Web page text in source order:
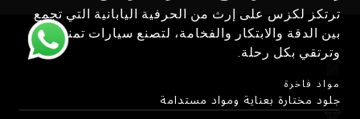
ترتكز لكزس على إرث من الحرفية اليابانية التي تجمع
بين الدقة والابتكار والفخامة، لتصنع سيارات تمنح الثقة
وترتقي بكل رحلة.
مواد فاخرة
جلود مختارة بعناية ومواد مستدامة